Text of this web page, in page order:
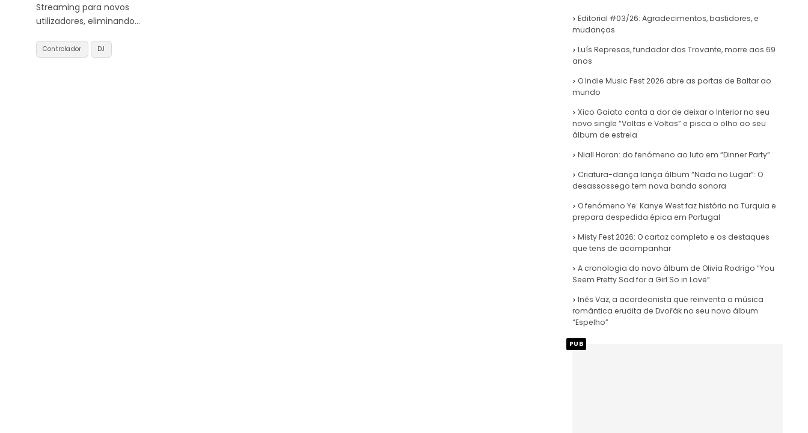
Streaming para novos
utilizadores, eliminando…
Controlador DJ
Editorial #03/26: Agradecimentos, bastidores, e
mudanças
Luís Represas, fundador dos Trovante, morre aos 69
anos
O Indie Music Fest 2026 abre as portas de Baltar ao
mundo
Xico Gaiato canta a dor de deixar o Interior no seu
novo single “Voltas e Voltas” e pisca o olho ao seu
álbum de estreia
Niall Horan: do fenómeno ao luto em “Dinner Party”
Criatura-dança lança álbum “Nada no Lugar”: O
desassossego tem nova banda sonora
O fenómeno Ye: Kanye West faz história na Turquia e
prepara despedida épica em Portugal
Misty Fest 2026: O cartaz completo e os destaques
que tens de acompanhar
A cronologia do novo álbum de Olivia Rodrigo “You
Seem Pretty Sad for a Girl So in Love”
Inês Vaz, a acordeonista que reinventa a música
romântica erudita de Dvořák no seu novo álbum
“Espelho”
PUB